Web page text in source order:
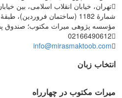
تهران، خیابان انقلاب اسلامی، بین
مؤسسه پژوهی میراث مکتوب؛ صندوق پستی:
02166490612
info@mirasmaktoob.com
انتخاب زبان
میرات مکتوب در چهارراه